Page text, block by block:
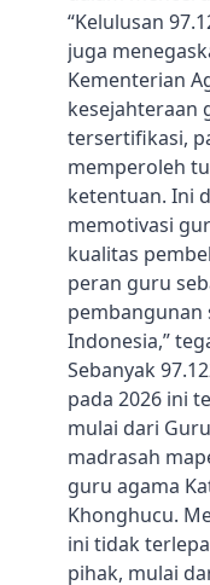
“Kelulusan
juga
Kementerian
kesejahteraan
tersertifikasi,
memperoleh
ketentuan. Ini
memotivasi
kualitas
peran guru
pembangunan
Indonesia,”
Sebanyak
pada 2026 ini
mulai dari
madrasah
guru agama
Khonghucu.
ini tidak
pihak, mulai